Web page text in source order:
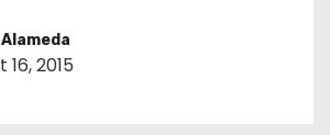
Alameda
16, 2015